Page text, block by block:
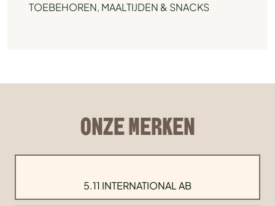
TOEBEHOREN, MAALTIJDEN & SNACKS
ONZE MERKEN
5.11 INTERNATIONAL AB